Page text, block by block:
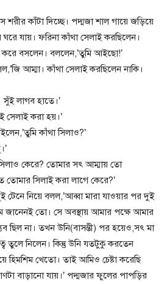
শরীর কাঁটা দিচ্ছে। পদ্মজা শাল গায়ে জড়িয়ে
যায়। ফরিনা কাঁথা সেলাই করছিলেন।
বসলেন। বললেন,’তুমি আইছো!’
আম্মা। কাঁথা সেলাই করছিলেন নাকি।
সুঁই লাগব হাতে।’
সেলাই করা হয়।’
কাঁথা সিলাও?’
কেরে? তোমার সৎ আম্মায় তো
তোমার সিলাই করা লাগে কেরে?’
টেনে নিয়ে বলল,’আব্বা মারা যাওয়ার পর দুই
জানেনই তো। সে অবস্থায় আমার পক্ষে আমার
ছিল না। তখন উনি(বাসন্তী) পর হয়েও,সৎ মা
তুলে নিলেন। কিন্তু উনি যতটুকু করতেন
হিমশিম খেতো। তাই আমিও চেষ্টা করেছি
বাড়ানো যায়।’ পদ্মজার ফুলের পাপড়ির